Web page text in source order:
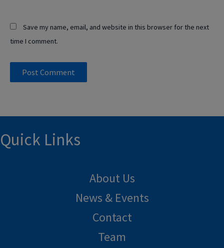
Save my name, email, and website in this browser for the next
time I comment.
Quick Links
About Us
News & Events
Contact
Team